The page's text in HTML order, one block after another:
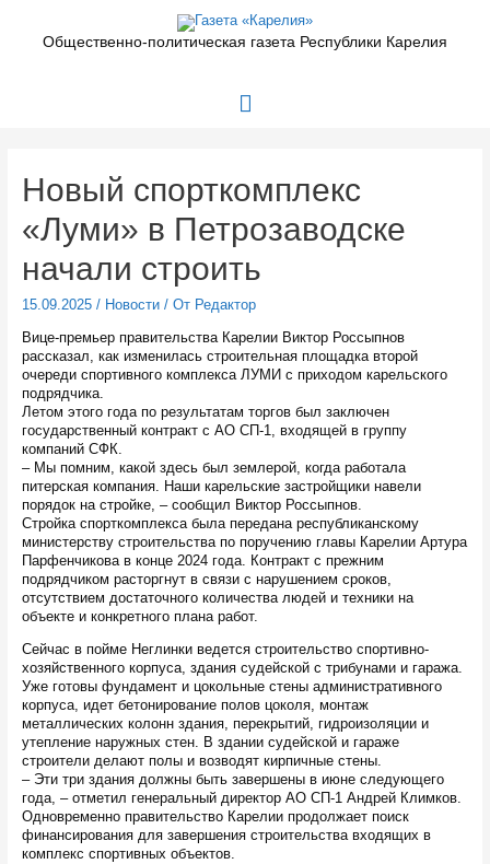
содержимомуОбщественно-политическая газета Республики Карелия
Главное
Новый спорткомплекс
«Луми» в Петрозаводске
начали строить
15.09.2025/ Новости/ От Редактор
Вице-премьер правительства Карелии Виктор Россыпнов
рассказал, как изменилась строительная площадка второй
очереди спортивного комплекса ЛУМИ с приходом карельского
подрядчика.
Летом этого года по результатам торгов был заключен
государственный контракт с АО СП-1, входящей в группу
компаний СФК.
– Мы помним, какой здесь был землерой, когда работала
питерская компания. Наши карельские застройщики навели
порядок на стройке, – сообщил Виктор Россыпнов.
Стройка спорткомплекса была передана республиканскому
министерству строительства по поручению главы Карелии Артура
Парфенчикова в конце 2024 года. Контракт с прежним
подрядчиком расторгнут в связи с нарушением сроков,
отсутствием достаточного количества людей и техники на
объекте и конкретного плана работ.
Сейчас в пойме Неглинки ведется строительство спортивно-
хозяйственного корпуса, здания судейской с трибунами и гаража.
Уже готовы фундамент и цокольные стены административного
корпуса, идет бетонирование полов цоколя, монтаж
металлических колонн здания, перекрытий, гидроизоляции и
утепление наружных стен. В здании судейской и гараже
строители делают полы и возводят кирпичные стены.
– Эти три здания должны быть завершены в июне следующего
года, – отметил генеральный директор АО СП-1 Андрей Климков.
Одновременно правительство Карелии продолжает поиск
финансирования для завершения строительства входящих в
комплекс спортивных объектов.